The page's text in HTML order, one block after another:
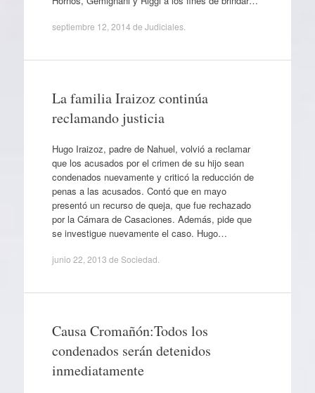
septiembre 12, 2014 de Judiciales.
La familia Iraizoz continúa
reclamando justicia
Hugo Iraizoz, padre de Nahuel, volvió a reclamar
que los acusados por el crimen de su hijo sean
condenados nuevamente y criticó la reducción de
penas a las acusados. Contó que en mayo
presentó un recurso de queja, que fue rechazado
por la Cámara de Casaciones. Además, pide que
se investigue nuevamente el caso. Hugo…
junio 22, 2013 de Sociedad
Causa Cromañón:Todos los
condenados serán detenidos
inmediatamente